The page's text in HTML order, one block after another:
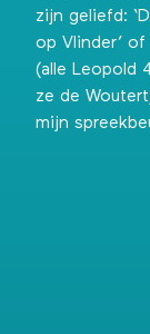
zijn geliefd:
op Vlinder’
(alle Leopold
ze de
mijn